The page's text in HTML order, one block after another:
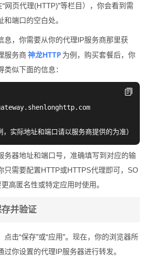
网页代理(HTTP)”等栏目），你会看到需
端口的空白处。
息，你需要从你的代理IP服务商那里获
服务商 神龙HTTP 为例，购买套餐后，你
似下面的信息：
务器地址和端口号，准确填写到对应的输
只需要配置HTTP或HTTPS代理即可，SO
高匿名性或特定应用时使用。
并验证
点击“保存”或“应用”。现在，你的浏览器所
过你设置的代理IP服务器进行转发。